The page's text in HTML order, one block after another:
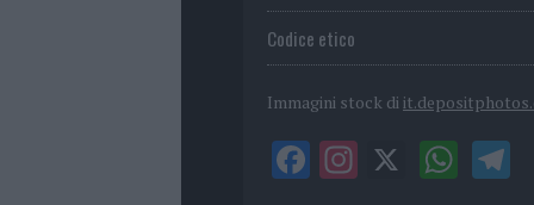
Codice etico
Immagini stock di